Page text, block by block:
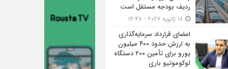
ردیف بودجه مستقل است
امضای قرارداد سرمایه‌گذاری
به ارزش حدود ۴۰۰ میلیون
یورو برای تأمین ۲۰۰ دستگاه
لوکوموتیو باری